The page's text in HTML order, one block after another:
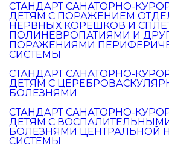
СТАНДАРТ САНАТОРНО-
ДЕТЯМ С ПОРАЖЕНИЕМ
НЕРВНЫХ КОРЕШКОВ И
ПОЛИНЕВРОПАТИЯМИ И
ПОРАЖЕНИЯМИ
СИСТЕМЫ
СТАНДАРТ САНАТОРНО-
ДЕТЯМ С
БОЛЕЗНЯМИ
СТАНДАРТ САНАТОРНО-
ДЕТЯМ С
БОЛЕЗНЯМИ ЦЕНТРАЛЬНОЙ
СИСТЕМЫ